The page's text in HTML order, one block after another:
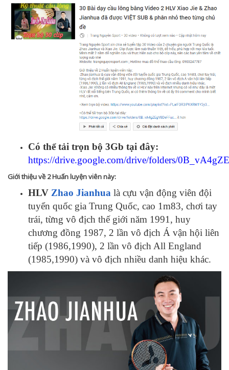
Có thể tải trọn bộ 3Gb tại đây:
https://drive.google.com/drive/folders/
Giới thiệu về 2 Huấn luyện viên này:
HLV Zhao Jianhua là cựu vận động viên đội
tuyển quốc gia Trung Quốc, cao 1m83, chơi tay
trái, từng vô địch thế giới năm 1991, huy
chương đồng 1987, 2 lần vô địch Á vận hội liên
tiếp (1986,1990), 2 lần vô địch All England
(1985,1990) và vô địch nhiều danh hiệu khác.